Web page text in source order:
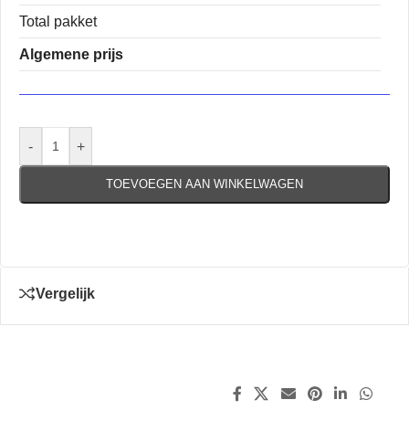
Total pakket
Algemene prijs
- +
TOEVOEGEN AAN WINKELWAGEN
Vergelijk